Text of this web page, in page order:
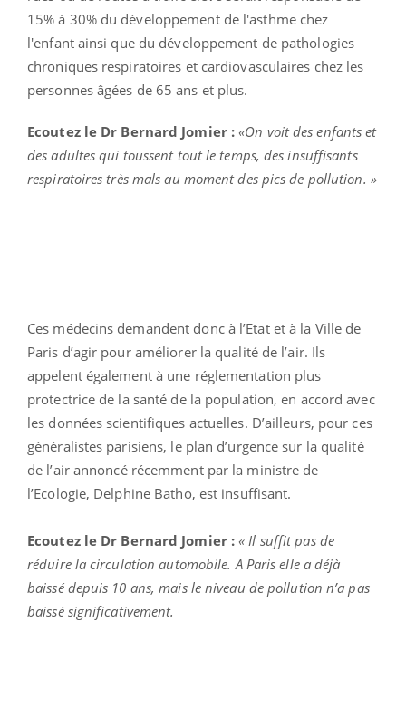
15% à 30% du développement de l'asthme chez
l'enfant ainsi que du développement de pathologies
chroniques respiratoires et cardiovasculaires chez les
personnes âgées de 65 ans et plus.
Ecoutez le Dr Bernard Jomier :«On voit des enfants et
des adultes qui toussent tout le temps, des insuffisants
respiratoires très mals au moment des pics de pollution. »
Ces médecins demandent donc à l’Etat et à la Ville de
Paris d’agir pour améliorer la qualité de l’air. Ils
appelent également à une réglementation plus
protectrice de la santé de la population, en accord avec
les données scientifiques actuelles. D’ailleurs, pour ces
généralistes parisiens, le plan d’urgence sur la qualité
de l’air annoncé récemment par la ministre de
l’Ecologie, Delphine Batho, est insuffisant.
Ecoutez le Dr Bernard Jomier :« Il suffit pas de
réduire la circulation automobile. A Paris elle a déjà
baissé depuis 10 ans, mais le niveau de pollution n’a pas
baissé significativement.